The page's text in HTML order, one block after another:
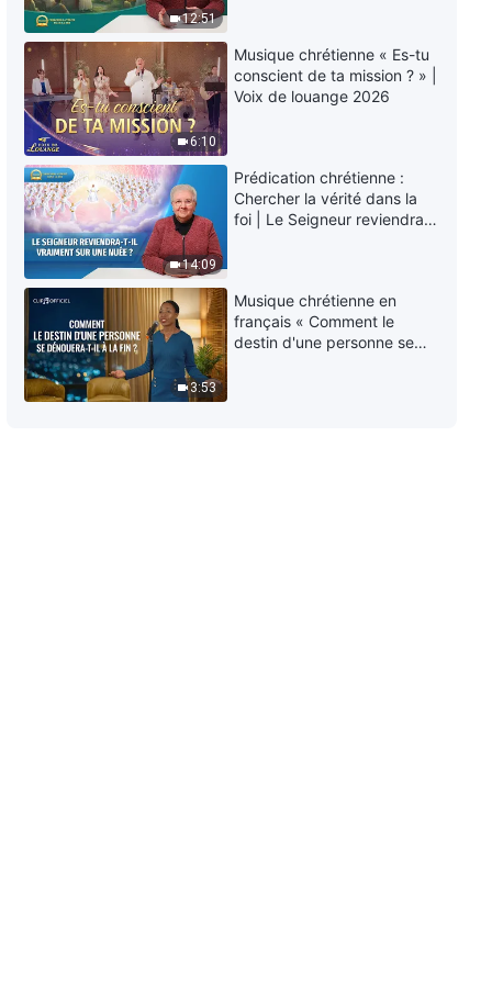
5:46
« La survenue de la maladie est
l'amour de Dieu »
4:06
Musique chrétienne en français
« Les conséquences de la
méconnaissance du
tempérament de Dieu »
3:25
Musique chrétienne en français
« Tout le peuple de Dieu exprime
ses sentiments sincères »
4:13
Musique chrétienne en français
« L'œuvre de la conquête est de
la plus profonde signification »
12:51
6:10
Musique chrétienne « Es-tu
conscient de ta mission ? » |
Voix de louange 2026
14:09
Prédication chrétienne :
Chercher la vérité dans la
foi | Le Seigneur reviendra-
3:53
Musique chrétienne en
français « Comment le
destin d'une personne se